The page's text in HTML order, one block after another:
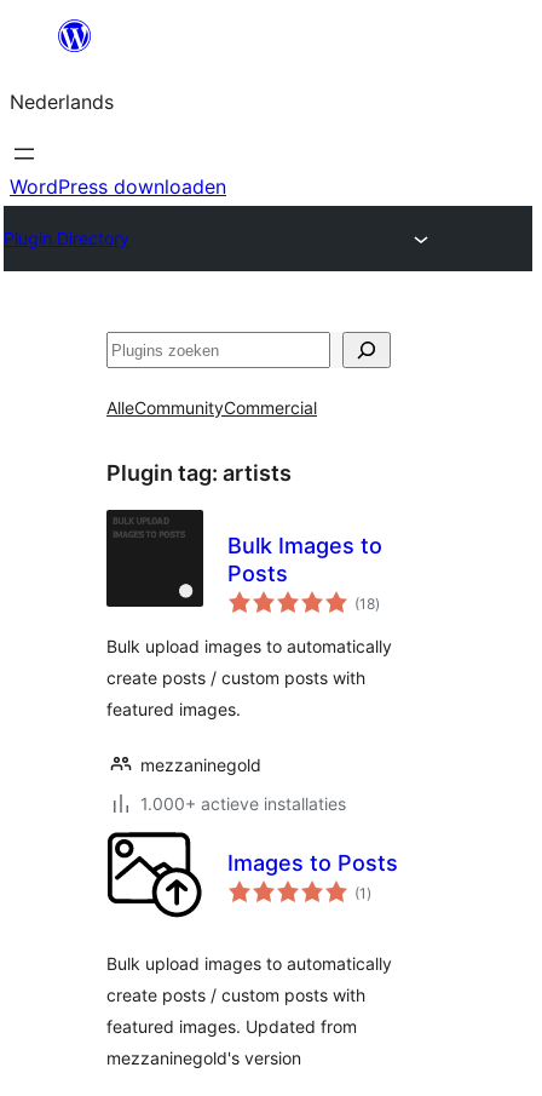
de
inhoud
Nederlands
WordPress downloaden
Plugin Directory
Zoeken
AlleCommunityCommercial
Plugin tag: artists
Bulk Images to
Posts
(18totaal
waarderingen
)
Bulk upload images to automatically
create posts / custom posts with
featured images.
mezzaninegold
1.000+ actieve installaties
Images to Posts
(1 totaal
waarderingen
)
Bulk upload images to automatically
create posts / custom posts with
featured images. Updated from
mezzaninegold's version